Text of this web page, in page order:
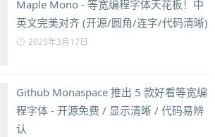
Maple Mono - 等宽编程字体天花板！中
英文完美对齐 (开源/圆角/连字/代码清晰)
2025年3月17日
Github Monaspace 推出 5 款好看等宽编
程字体 - 开源免费 / 显示清晰 / 代码易辨
认